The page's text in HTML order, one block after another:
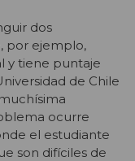
dos
por ejemplo,
y tiene puntaje
de Chile
ocurre
el estudiante
son difíciles de